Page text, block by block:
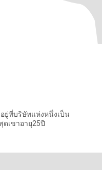
ยู่ที่บริษัทแห่งหนึ่งเป็น
เขาอายุ25ปี